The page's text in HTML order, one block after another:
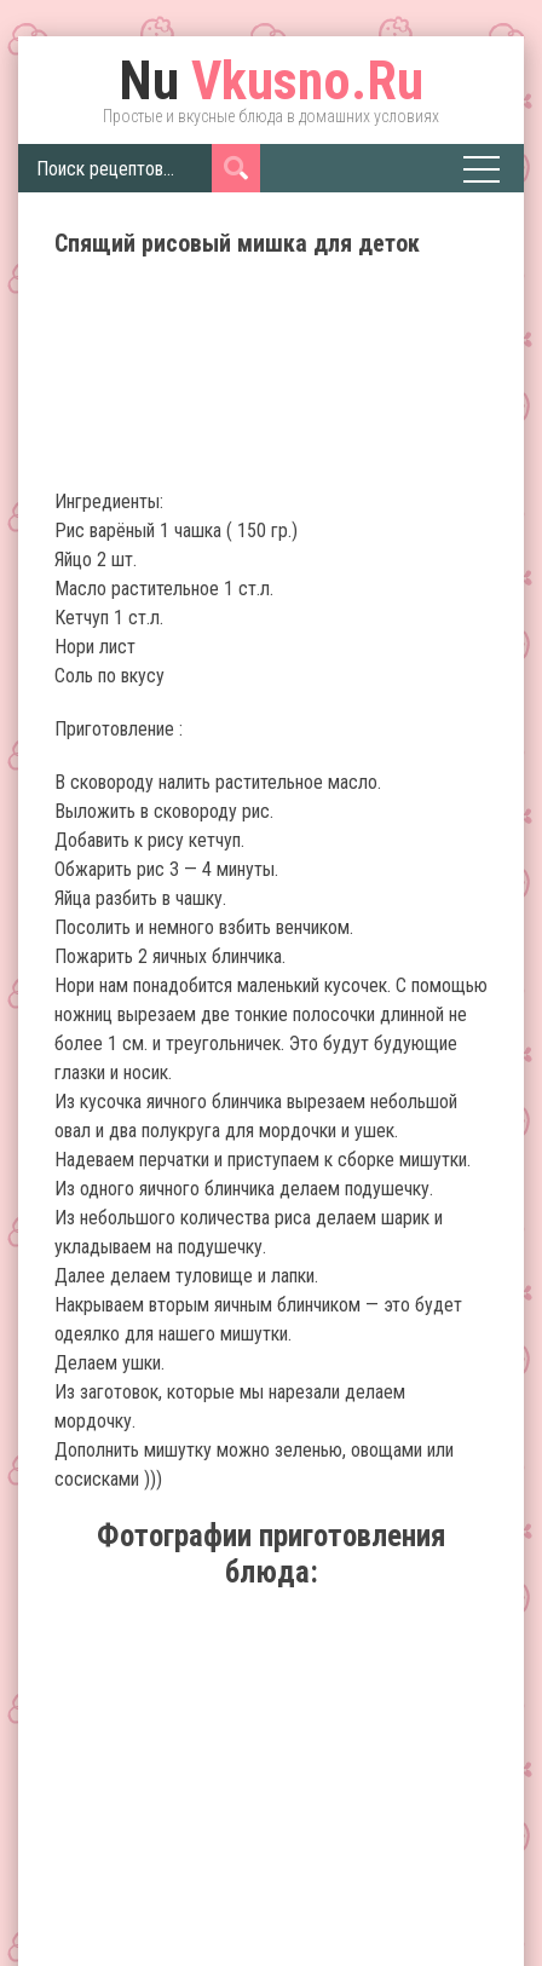
Nu Vkusno.Ru
Простые и вкусные блюда в домашних условиях
Спящий рисовый мишка для деток
Ингредиенты:
Рис варёный 1 чашка ( 150 гр.)
Яйцо 2 шт.
Масло растительное 1 ст.л.
Кетчуп 1 ст.л.
Нори лист
Соль по вкусу
Приготовление :
В сковороду налить растительное масло.
Выложить в сковороду рис.
Добавить к рису кетчуп.
Обжарить рис 3 — 4 минуты.
Яйца разбить в чашку.
Посолить и немного взбить венчиком.
Пожарить 2 яичных блинчика.
Нори нам понадобится маленький кусочек. С помощью
ножниц вырезаем две тонкие полосочки длинной не
более 1 см. и треугольничек. Это будут будующие
глазки и носик.
Из кусочка яичного блинчика вырезаем небольшой
овал и два полукруга для мордочки и ушек.
Надеваем перчатки и приступаем к сборке мишутки.
Из одного яичного блинчика делаем подушечку.
Из небольшого количества риса делаем шарик и
укладываем на подушечку.
Далее делаем туловище и лапки.
Накрываем вторым яичным блинчиком — это будет
одеялко для нашего мишутки.
Делаем ушки.
Из заготовок, которые мы нарезали делаем
мордочку.
Дополнить мишутку можно зеленью, овощами или
сосисками )))
Фотографии приготовления
блюда: